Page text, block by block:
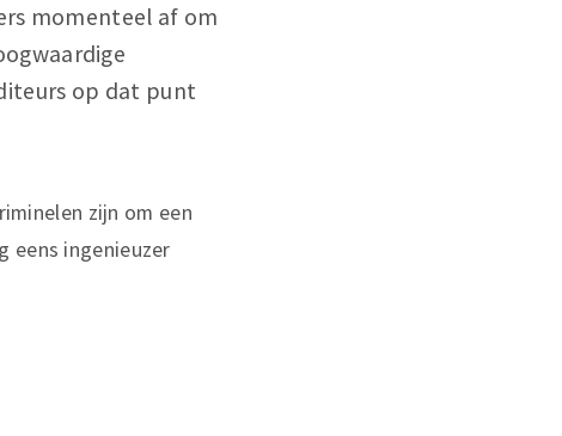
momenteel af om
op dat punt
zijn om een
eens ingenieuzer